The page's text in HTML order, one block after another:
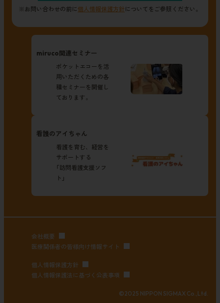
※お問い合わせの前に 個人情報保護方針 についてをご参照ください。
miruco関連セミナー
ポケットエコーを活
用いただくための各
種セミナーを開催し
ております。
看護のアイちゃん
看護を育む、経営を
サポートする
「訪問看護支援ソフ
ト」
会社概要
医療関係者の皆様向け情報サイト
個人情報保護方針
個人情報保護法に基づく公表事項
©2025 NIPPON SIGMAX Co.,Ltd.